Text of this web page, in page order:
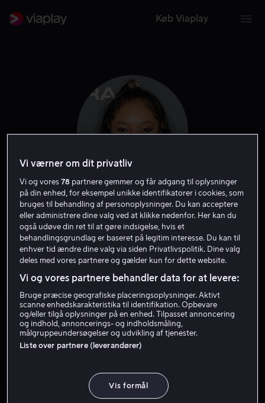
Køb Viaplay
Tamala Jones
Skuespiller Gæst
Vi værner om dit privatliv
Vi og vores78 partnere gemmer og får adgang til oplysninger
på din enhed, for eksempel unikke identifikatorer i cookies, som
bruges til behandling af personoplysninger. Du kan acceptere
eller administrere dine valg ved at klikke nedenfor. Her kan du
også udøve din ret til at gøre indsigelse, hvis et
behandlingsgrundlag er baseret på legitim interesse. Du kan til
enhver tid ændre dine valg via siden Privatlivspolitik. Dine valg
deles med vores partnere og gælder kun for dette website.
Vi og vores partnere behandler data for at levere:
Bruge præcise geografiske placeringsoplysninger. Aktivt
scanne enhedskarakteristika til identifikation. Opbevare
og/eller tilgå oplysninger på en enhed. Tilpasset annoncering
og indhold, annoncerings- og indholdsmåling,
målgruppeundersøgelser og udvikling af tjenester.
Liste over partnere (leverandører)
Vis formål